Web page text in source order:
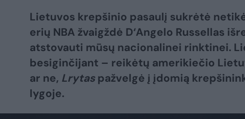
Lietuvos krepšinio pasaulį sukrėtė
erių NBA žvaigždė D‘Angelo Russellas
atstovauti mūsų nacionalinei rinktinei.
besiginčijant – reikėtų amerikiečio
ar ne, Lrytaspažvelgė į įdomią
lygoje.